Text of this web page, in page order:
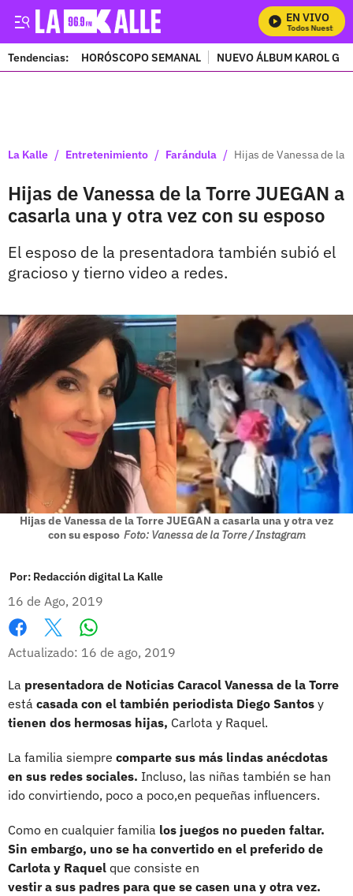
EN VIVO
Mira Todos Nuestros
Tendencias: HORÓSCOPO SEMANAL NUEVO ÁLBUM KAROL G
La Kalle / Entretenimiento / Farándula / Hijas de Vanessa de la
Hijas de Vanessa de la Torre JUEGAN a
casarla una y otra vez con su esposo
El esposo de la presentadora también subió el
gracioso y tierno video a redes.
Hijas de Vanessa de la Torre JUEGAN a casarla una y otra vez
con su esposo Foto: Vanessa de la Torre / Instagram
Por: Redacción digital La Kalle
16 de Ago, 2019
Facebook
X
Actualizado: 16 de ago, 2019
La presentadora de Noticias Caracol Vanessa de la Torre
está casada con el también periodista Diego Santos y
tienen dos hermosas hijas, Carlota y Raquel.
La familia siempre comparte sus más lindas anécdotas
en sus redes sociales. Incluso, las niñas también se han
ido convirtiendo, poco a poco,en pequeñas influencers.
Como en cualquier familia los juegos no pueden faltar.
Sin embargo, uno se ha convertido en el preferido de
Carlota y Raquel que consiste en
vestir a sus padres para que se casen una y otra vez.